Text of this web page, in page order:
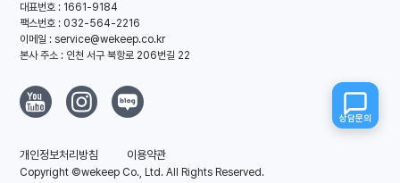
상담문의
대표번호 : 1661-9184
팩스번호 : 032-564-2216
이메일 : service@wekeep.co.kr
본사 주소 : 인천 서구 북항로 206번길 22
개인정보처리방침 이용약관
Copyright ©wekeep Co., Ltd. All Rights Reserved.